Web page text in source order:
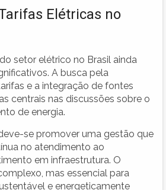
Elétricas no
setor elétrico no Brasil ainda
A busca pela
e a integração de fontes
centrais nas discussões sobre o
de energia.
se promover uma gestão que
no atendimento ao
em infraestrutura. O
mas essencial para
e energeticamente